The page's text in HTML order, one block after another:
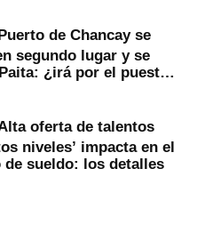
Puerto de Chancay se
segundo lugar y se
¿irá por el puesto
oferta de talentos
niveles’ impacta en el
de sueldo: los detalles